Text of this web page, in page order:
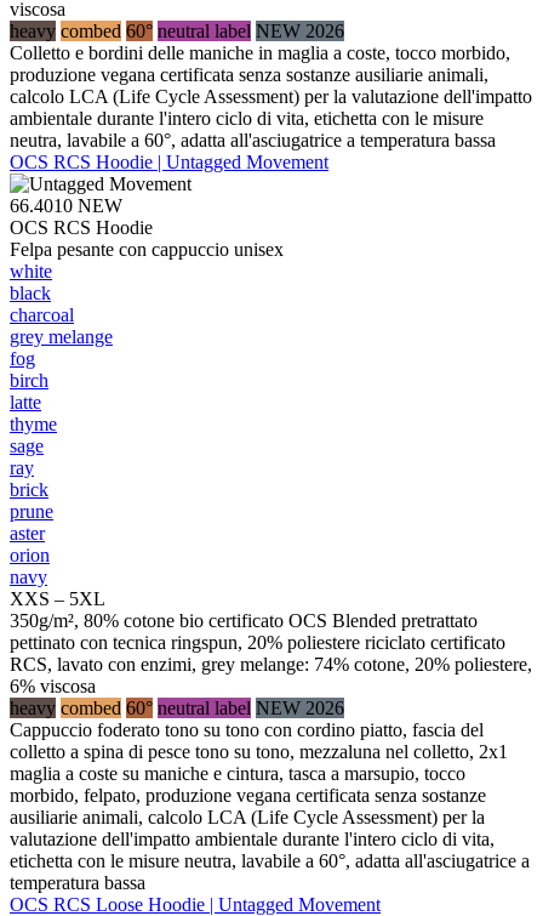
viscosa
heavy combed 60° neutral label NEW 2026
Colletto e bordini delle maniche in maglia a coste, tocco morbido,
produzione vegana certificata senza sostanze ausiliarie animali,
calcolo LCA (Life Cycle Assessment) per la valutazione dell'impatto
ambientale durante l'intero ciclo di vita, etichetta con le misure
neutra, lavabile a 60°, adatta all'asciugatrice a temperatura bassa
OCS RCS Hoodie | Untagged Movement
66.4010 NEW
OCS RCS Hoodie
Felpa pesante con cappuccio unisex
white
black
charcoal
grey melange
fog
birch
latte
thyme
sage
ray
brick
prune
aster
orion
navy
XXS – 5XL
350g/m², 80% cotone bio certificato OCS Blended pretrattato
pettinato con tecnica ringspun, 20% poliestere riciclato certificato
RCS, lavato con enzimi, grey melange: 74% cotone, 20% poliestere,
6% viscosa
heavy combed 60° neutral label NEW 2026
Cappuccio foderato tono su tono con cordino piatto, fascia del
colletto a spina di pesce tono su tono, mezzaluna nel colletto, 2x1
maglia a coste su maniche e cintura, tasca a marsupio, tocco
morbido, felpato, produzione vegana certificata senza sostanze
ausiliarie animali, calcolo LCA (Life Cycle Assessment) per la
valutazione dell'impatto ambientale durante l'intero ciclo di vita,
etichetta con le misure neutra, lavabile a 60°, adatta all'asciugatrice a
temperatura bassa
OCS RCS Loose Hoodie | Untagged Movement